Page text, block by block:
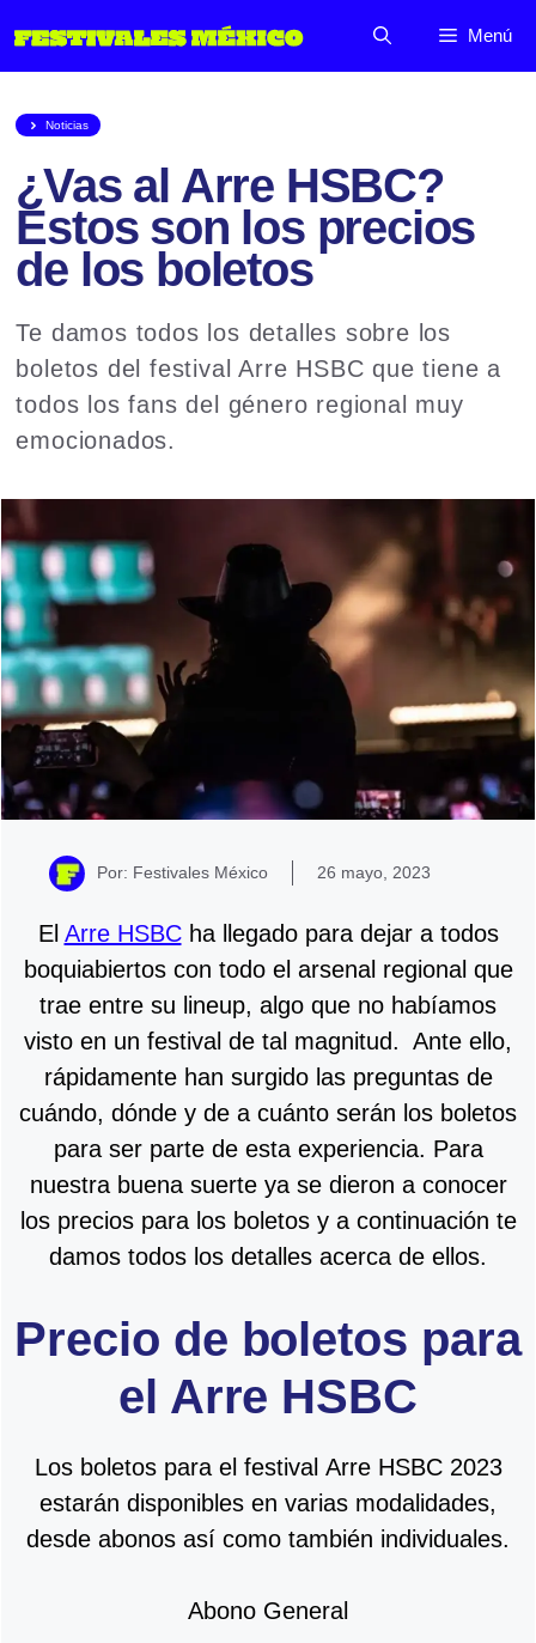
al
Menú
Noticias
¿Vas al Arre HSBC?
Estos son los precios
de los boletos
Te damos todos los detalles sobre los
boletos del festival Arre HSBC que tiene a
todos los fans del género regional muy
emocionados.
Por: Festivales México 26 mayo, 2023
El Arre HSBCha llegado para dejar a todos
boquiabiertos con todo el arsenal regional que
trae entre su lineup, algo que no habíamos
visto en un festival de tal magnitud. Ante ello,
rápidamente han surgido las preguntas de
cuándo, dónde y de a cuánto serán los boletos
para ser parte de esta experiencia. Para
nuestra buena suerte ya se dieron a conocer
los precios para los boletos y a continuación te
damos todos los detalles acerca de ellos.
Precio de boletos para
el Arre HSBC
Los boletos para el festival Arre HSBC 2023
estarán disponibles en varias modalidades,
desde abonos así como también individuales.
Abono General